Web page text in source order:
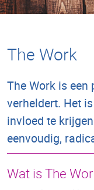
The Work
The Work is een
verheldert. Het
invloed te
eenvoudig,
Wat is The